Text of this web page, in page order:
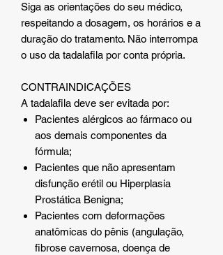
Siga as orientações do seu médico,
respeitando a dosagem, os horários e a
duração do tratamento. Não interrompa
o uso da tadalafila por conta própria.
CONTRAINDICAÇÕES
A tadalafila deve ser evitada por:
Pacientes alérgicos ao fármaco ou
aos demais componentes da
fórmula;
Pacientes que não apresentam
disfunção erétil ou Hiperplasia
Prostática Benigna;
Pacientes com deformações
anatômicas do pênis (angulação,
fibrose cavernosa, doença de